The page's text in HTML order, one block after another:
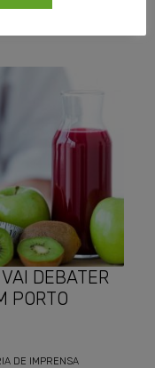
DEBATER
PORTO
DE IMPRENSA